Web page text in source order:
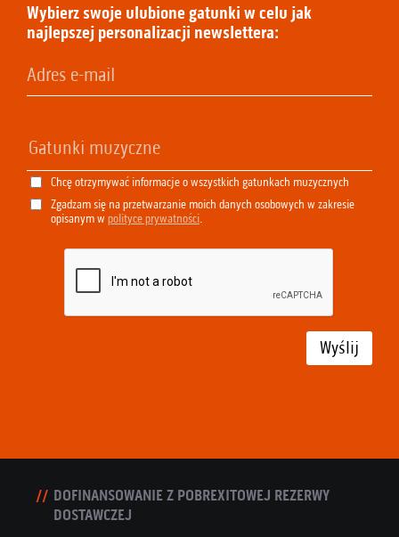
Wybierz swoje ulubione gatunki w celu jak
najlepszej personalizacji newslettera:
Chcę otrzymywać informacje o wszystkich gatunkach muzycznych
Zgadzam się na przetwarzanie moich danych osobowych w zakresie
opisanym w polityce prywatności.
Wyślij
DOFINANSOWANIE Z POBREXITOWEJ REZERWY
DOSTAWCZEJ